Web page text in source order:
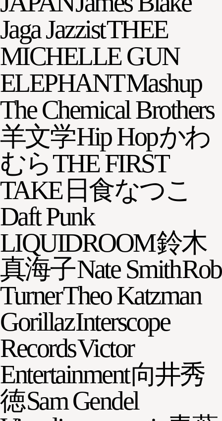
Jaga JazzistTHEE
MICHELLE GUN
ELEPHANTMashup
The Chemical Brothers
羊文学Hip Hopかわ
むらTHE FIRST
TAKE 日食なつこ
Daft Punk
LIQUIDROOM鈴木
真海子Nate SmithRob
TurnerTheo Katzman
GorillazInterscope
RecordsVictor
Entertainment向井秀
徳Sam Gendel